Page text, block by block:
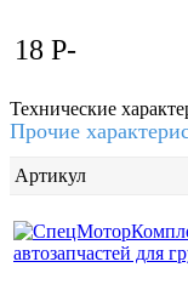
18P-
Технические
Прочие
Артикул